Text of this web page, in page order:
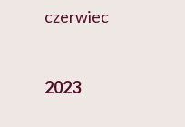
czerwiec
2023